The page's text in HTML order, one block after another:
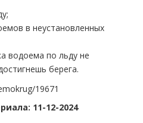
в неустановленных
водоема по льду не
берега.
19671
11-12-2024